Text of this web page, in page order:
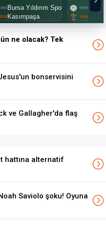
Bursa Yıldırım Spor
Kasımpaşa
ne olacak? Tek
bonservisini
ve Gallagher'da flaş
hattına alternatif
Saviolo şoku! Oyuna